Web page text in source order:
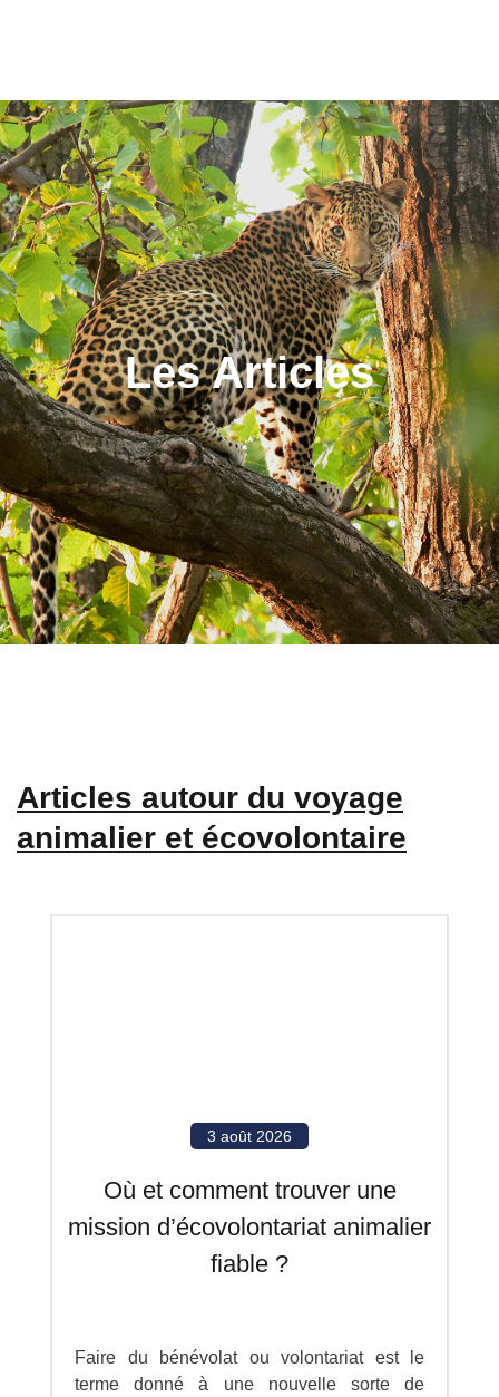
Les Articles
Articles autour du voyage
animalier et écovolontaire
3 août 2026
Où et comment trouver une
mission d’écovolontariat animalier
fiable ?
Faire du bénévolat ou volontariat est le
terme donné à une nouvelle sorte de